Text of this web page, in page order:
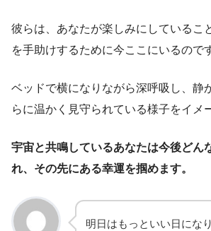
彼らは、あなたが楽しみにしているこ
を手助けするために今ここにいるので
ベッドで横になりながら深呼吸し、静
らに温かく見守られている様子をイメ
宇宙と共鳴しているあなたは今後どん
れ、その先にある幸運を掴めます。
明日はもっといい日にな